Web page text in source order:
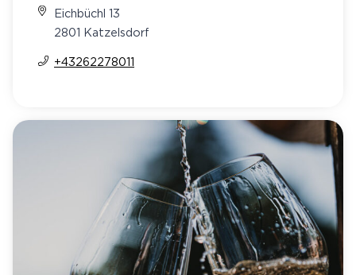
Eichbüchl 13
2801 Katzelsdorf
+43262278011